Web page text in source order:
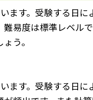
ます。受験する日
易度は標準レベル
う。
ます。受験する日